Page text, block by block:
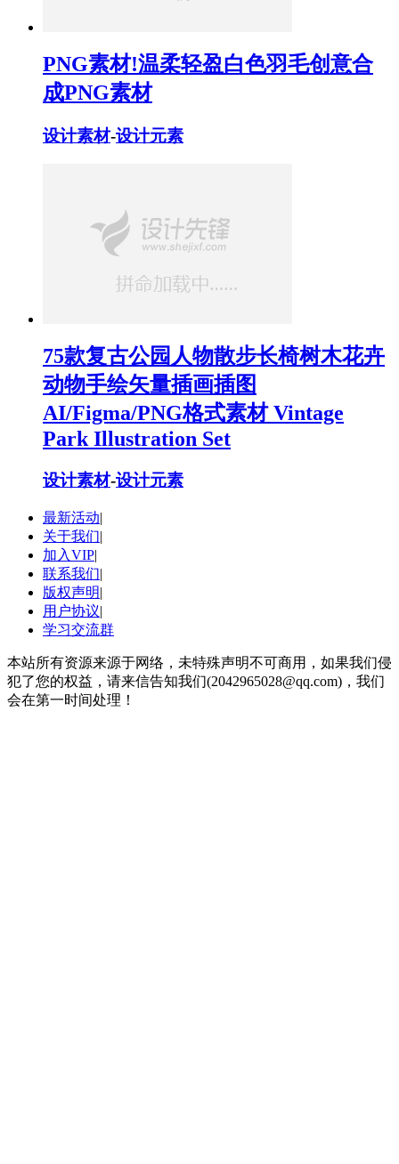
PNG素材!温柔轻盈白色羽毛创意合
成PNG素材
设计素材-设计元素
75款复古公园人物散步长椅树木花卉
动物手绘矢量插画插图
AI/Figma/PNG格式素材 Vintage
Park Illustration Set
设计素材-设计元素
最新活动|
关于我们|
加入VIP|
联系我们|
版权声明|
用户协议|
学习交流群
本站所有资源来源于网络，未特殊声明不可商用，如果我们侵
犯了您的权益，请来信告知我们(2042965028@qq.com)，我们
会在第一时间处理！